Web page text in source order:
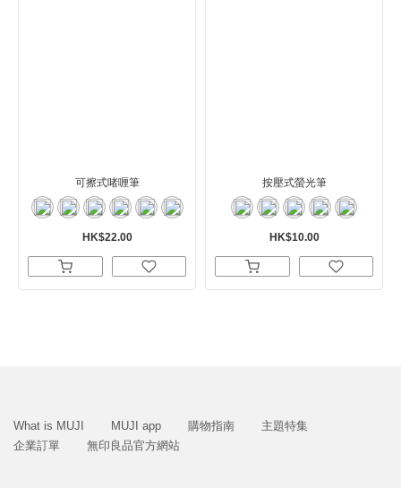
可擦式啫喱筆
HK$22.00
按壓式螢光筆
HK$10.00
What is MUJI MUJI app 購物指南
主題特集
企業訂單
無印良品官方網站